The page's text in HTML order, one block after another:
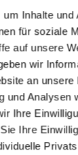
Inhalte und
für soziale
auf unsere
wir
an unsere
und Analysen
Ihre
Ihre
Sie gerne:
+ 41 800